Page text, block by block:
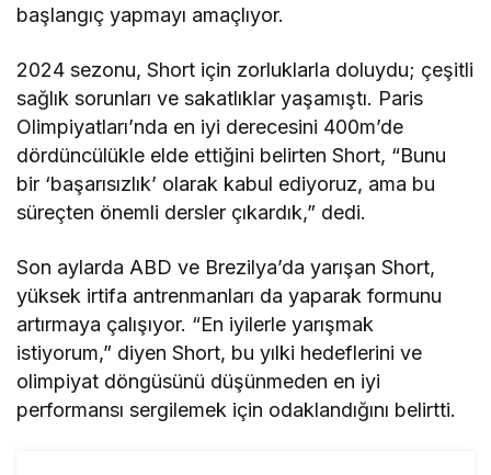
başlangıç yapmayı amaçlıyor.
2024 sezonu, Short için zorluklarla doluydu; çeşitli
sağlık sorunları ve sakatlıklar yaşamıştı. Paris
Olimpiyatları’nda en iyi derecesini 400m’de
dördüncülükle elde ettiğini belirten Short, “Bunu
bir ‘başarısızlık’ olarak kabul ediyoruz, ama bu
süreçten önemli dersler çıkardık,” dedi.
Son aylarda ABD ve Brezilya’da yarışan Short,
yüksek irtifa antrenmanları da yaparak formunu
artırmaya çalışıyor. “En iyilerle yarışmak
istiyorum,” diyen Short, bu yılki hedeflerini ve
olimpiyat döngüsünü düşünmeden en iyi
performansı sergilemek için odaklandığını belirtti.